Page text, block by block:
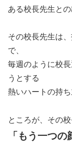
ある校長先生と
その校長先生は
で、
毎週のように校
うとする
熱いハートの持ち
ところが、その
「もう一つの